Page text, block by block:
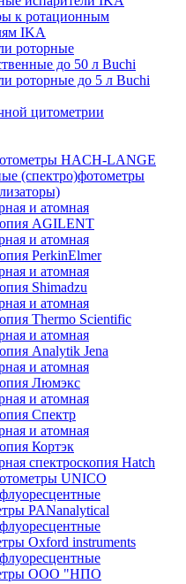
к ротационным
IKA
роторные
до 50 л Buchi
роторные до 5 л Buchi
цитометрии
HACH-LANGE
(спектро)фотометры
и атомная
AGILENT
и атомная
PerkinElmer
и атомная
Shimadzu
и атомная
Thermo Scientific
и атомная
Analytik Jena
и атомная
Люмэкс
и атомная
Спектр
и атомная
Кортэк
спектроскопия Hatch
UNICO
PANanalytical
Oxford instruments
ООО "НПО